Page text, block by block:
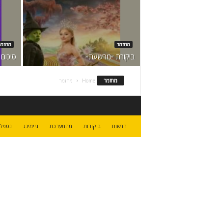
מחזמר
ביקורת ״מרשעת״
מחזמר Home מחזמר
חדשות ביקורות מהמערכת גיימינג